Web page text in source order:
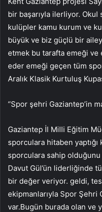
bir başarıyla ilerliyor.
kulüpler kamu kurum ve
büyük ve biz güçlü bir
etmek bu tarafta emeği
eder emeği geçen tüm
Aralık Klasik Kurtuluş
“Spor şehri Gaziantep’in
Gaziantep İl Milli Eğitim
sporculara hitaben
sporculara sahip
Davut Gül’ün liderliğinde
bir değer veriyor. geldi,
ekipmanlarıyla Spor Şehri
var.Bugün burada olan ve